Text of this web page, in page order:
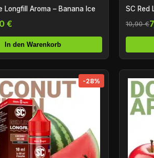
Longfill Aroma – Banana Ice
€
In den Warenkorb
SC Red
10,90 €
-28%